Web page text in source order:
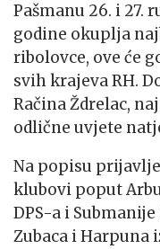
Pašmanu 26. i 27.
godine okuplja
ribolovce, ove će
svih krajeva RH.
Račina Ždrelac,
odlične uvjete
Na popisu
klubovi poput
DPS-a i Submanije
Zubaca i Harpuna